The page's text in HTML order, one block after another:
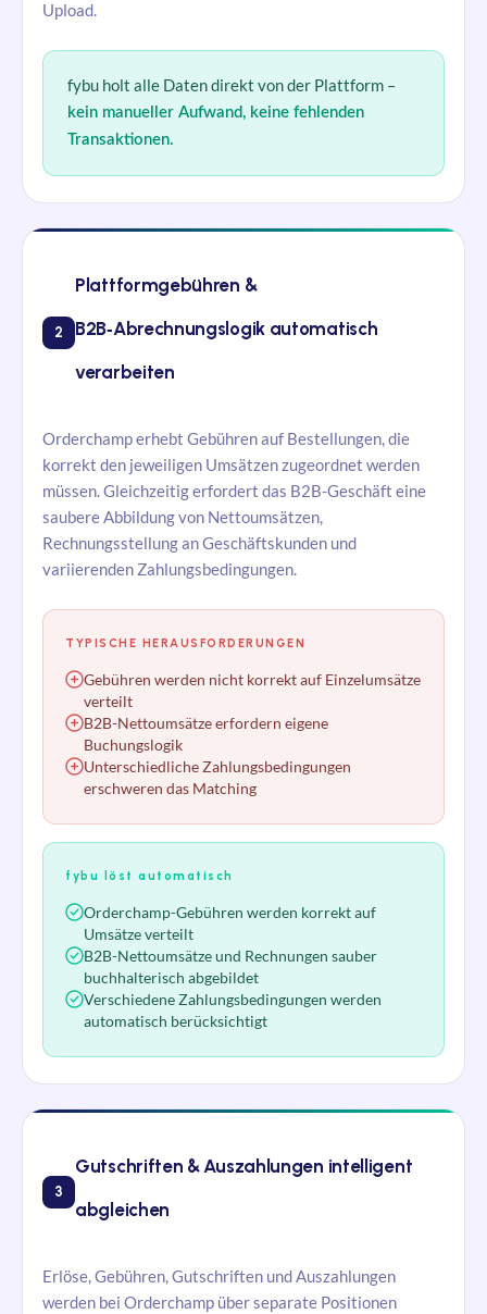
Upload.
fybu holt alle Daten direkt von der Plattform –
kein manueller Aufwand, keine fehlenden
Transaktionen.
2
Plattformgebühren &
B2B‑Abrechnungslogik automatisch
verarbeiten
Orderchamp erhebt Gebühren auf Bestellungen, die
korrekt den jeweiligen Umsätzen zugeordnet werden
müssen. Gleichzeitig erfordert das B2B-Geschäft eine
saubere Abbildung von Nettoumsätzen,
Rechnungsstellung an Geschäftskunden und
variierenden Zahlungsbedingungen.
TYPISCHE HERAUSFORDERUNGEN
Gebühren werden nicht korrekt auf Einzelumsätze
verteilt
B2B-Nettoumsätze erfordern eigene
Buchungslogik
Unterschiedliche Zahlungsbedingungen
erschweren das Matching
fybu löst automatisch
Orderchamp-Gebühren werden korrekt auf
Umsätze verteilt
B2B-Nettoumsätze und Rechnungen sauber
buchhalterisch abgebildet
Verschiedene Zahlungsbedingungen werden
automatisch berücksichtigt
3
Gutschriften & Auszahlungen intelligent
abgleichen
Erlöse, Gebühren, Gutschriften und Auszahlungen
werden bei Orderchamp über separate Positionen